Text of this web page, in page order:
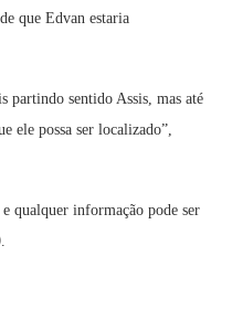
que Edvan estaria
partindo sentido Assis, mas até
ele possa ser localizado”,
qualquer informação pode ser